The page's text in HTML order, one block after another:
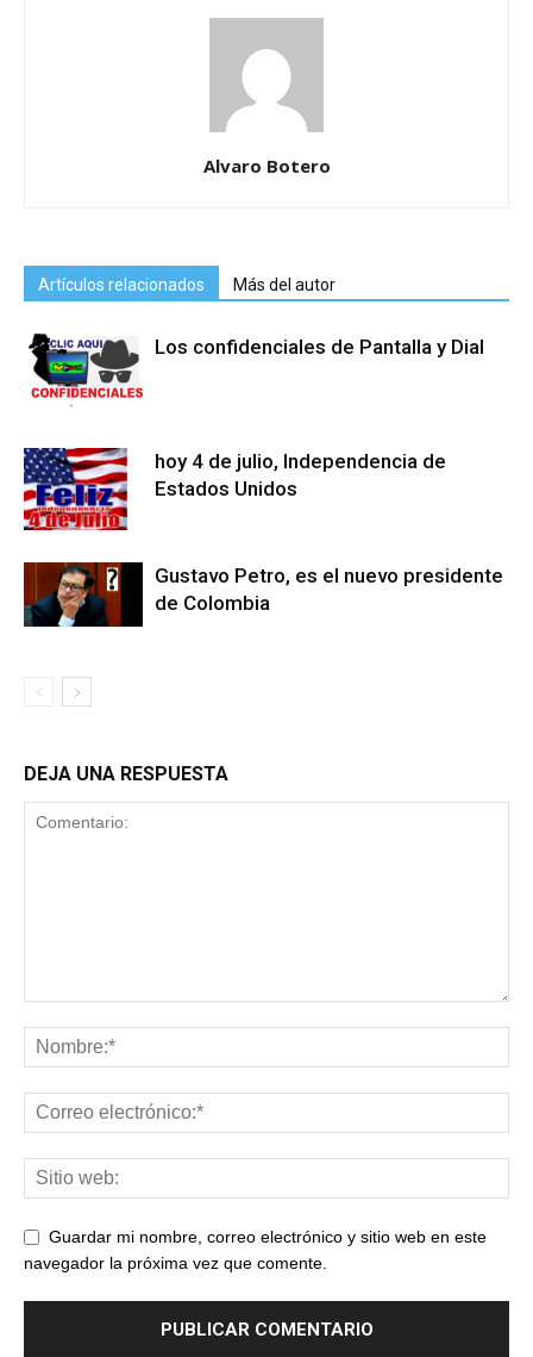
Alvaro Botero
Artículos relacionados Más del autor
Los confidenciales de Pantalla y Dial
hoy 4 de julio, Independencia de
Estados Unidos
Gustavo Petro, es el nuevo presidente
de Colombia
DEJA UNA RESPUESTA
Guardar mi nombre, correo electrónico y sitio web en este
navegador la próxima vez que comente.